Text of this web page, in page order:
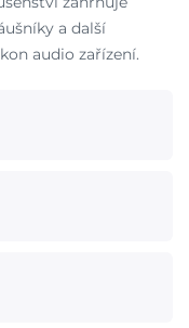
a další
audio zařízení.